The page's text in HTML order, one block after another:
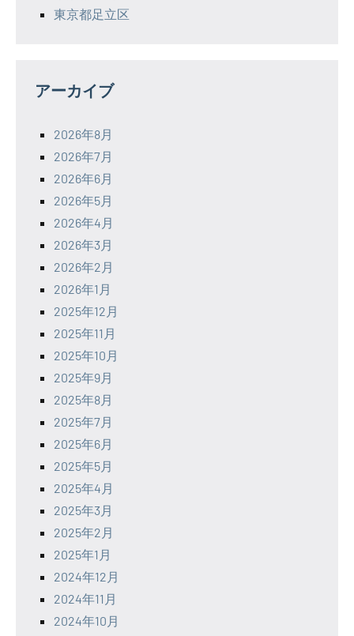
東京都足立区
アーカイブ
2026年8月
2026年7月
2026年6月
2026年5月
2026年4月
2026年3月
2026年2月
2026年1月
2025年12月
2025年11月
2025年10月
2025年9月
2025年8月
2025年7月
2025年6月
2025年5月
2025年4月
2025年3月
2025年2月
2025年1月
2024年12月
2024年11月
2024年10月